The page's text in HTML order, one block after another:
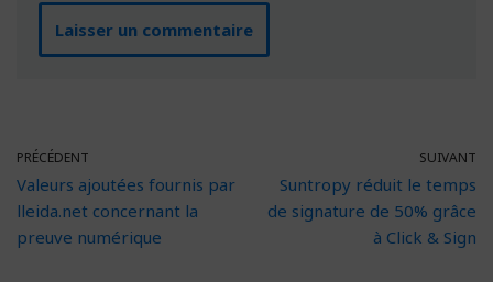
PRÉCÉDENT
Valeurs ajoutées fournis par
lleida.net concernant la
preuve numérique
SUIVANT
Suntropy réduit le temps
de signature de 50% grâce
à Click & Sign